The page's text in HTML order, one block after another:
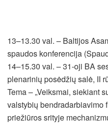
13–13.30 val. – Baltijos
spaudos konferencija
14–15.30 val. – 31-oji BA
plenarinių posėdžių salė, II
Tema – „Veiksmai, siekiant
valstybių bendradarbiavimo
priežiūros srityje